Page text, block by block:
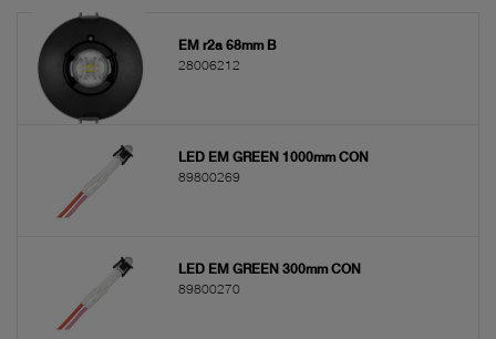
EM r2a 68mm B
28006212
LED EM GREEN 1000mm CON
89800269
LED EM GREEN 300mm CON
89800270